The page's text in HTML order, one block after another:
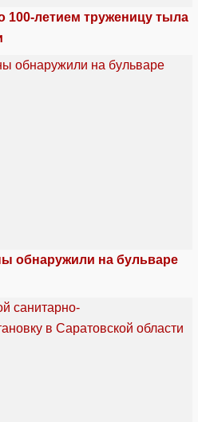
100-летием труженицу тыла
обнаружили на бульваре